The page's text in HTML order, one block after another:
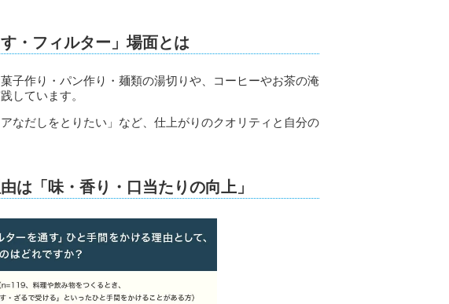
・フィルター」場面とは
子作り・パン作り・麺類の湯切りや、コーヒーやお茶の淹
しています。
なだしをとりたい」など、仕上がりのクオリティと自分の
は「味・香り・口当たりの向上」